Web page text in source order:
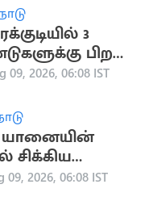
3
பிறகு
பாரம்பரிய
09, 2026, 06:08 IST
யானையின்
சிக்கிய
தாய்
09, 2026, 06:08 IST